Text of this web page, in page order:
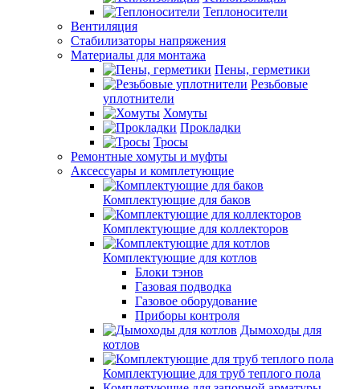
Теплоносители
Вентиляция
Стабилизаторы напряжения
Материалы для монтажа
Пены, герметики
Резьбовые
уплотнители
Хомуты
Прокладки
Тросы
Ремонтные хомуты и муфты
Аксессуары и комплетующие
Комплектующие для баков
Комплектующие для коллекторов
Комплектующие для котлов
Блоки тэнов
Газовая подводка
Газовое оборудование
Приборы контроля
Дымоходы для
котлов
Комплектующие для труб теплого пола